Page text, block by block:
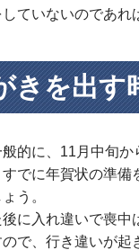
ていないのであれ
きを出す
的に、11月中旬
すでに年賀状の準
う。
に入れ違いで喪
で、行き違いが起